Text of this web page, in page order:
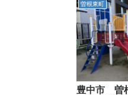
曽根東町
豊中市 曽